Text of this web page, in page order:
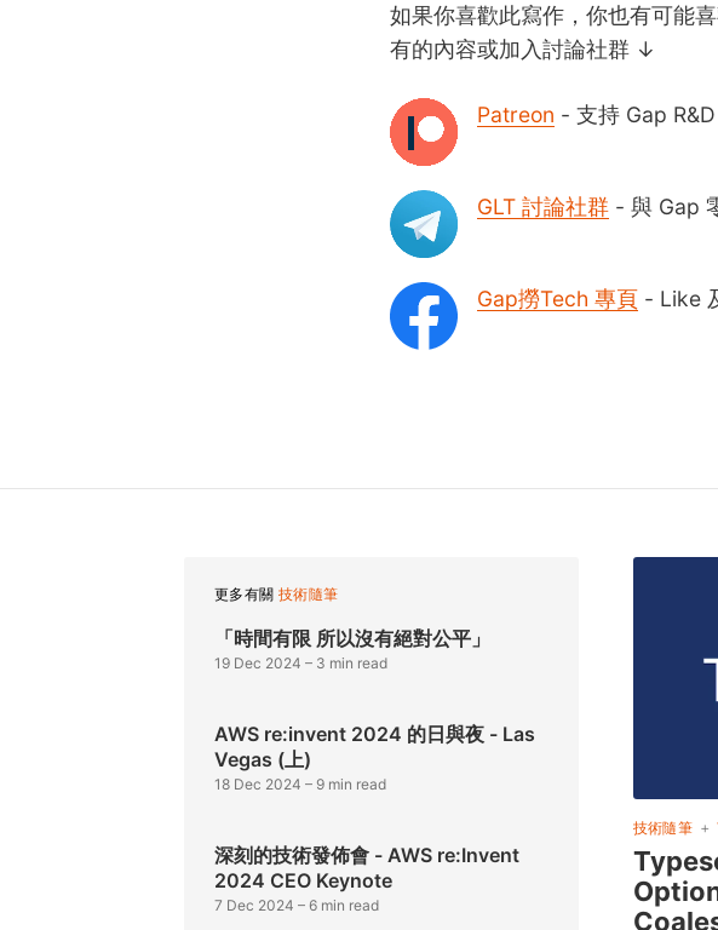
如果你喜歡此寫作，你也有可能
有的內容或加入討論社群 ↓
Patreon - 支持 Gap
GLT 討論社群 - 與 Gap
Gap撈Tech 專頁 - Like
更多有關 技術隨筆
「時間有限 所以沒有絕對公平」
19 Dec 2024 – 3 min read
AWS re:invent 2024 的日與夜 - Las
Vegas (上)
18 Dec 2024 – 9 min read
深刻的技術發佈會 - AWS re:Invent
2024 CEO Keynote
7 Dec 2024 – 6 min read
技術隨筆 +